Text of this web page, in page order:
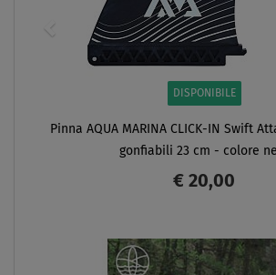
DISPONIBILE
Pinna AQUA MARINA CLICK-IN Swift
gonfiabili 23 cm - colore
€ 20,00
SCHERMO